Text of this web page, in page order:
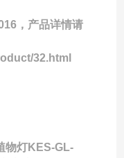
，产品详情请
32.html
物灯KES-GL-